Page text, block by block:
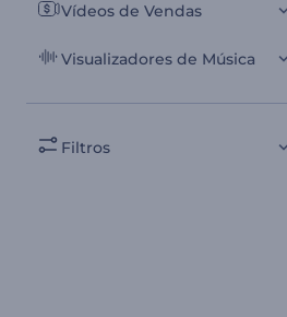
Vídeos de Vendas
Visualizadores de Música
Filtros